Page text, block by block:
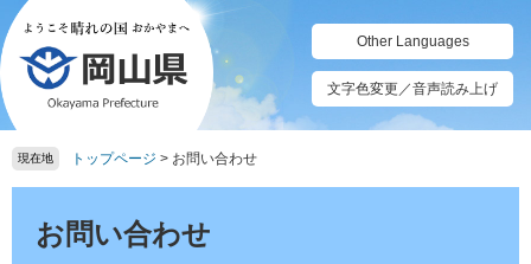
ペ
ー
ジ
の
先
頭
す。
メ
ニ
ュ
ー
を
飛
し
Other Languages
文字色変更／音声読み上げ
現在地 トップページ > お問い合わせ
お問い合わせ